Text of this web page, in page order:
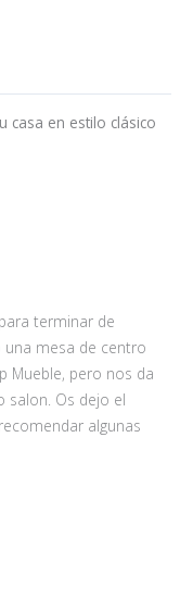
casa en estilo clásico
terminar de
mesa de centro
Mueble, pero nos da
salon. Os dejo el
algunas